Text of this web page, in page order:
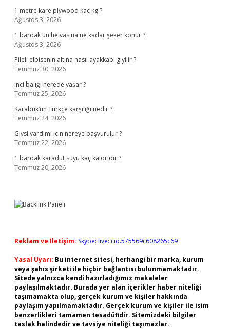
1 metre kare plywood kaç kg ?
Ağustos 3, 2026
1 bardak un helvasına ne kadar şeker konur ?
Ağustos 3, 2026
Pileli elbisenin altına nasıl ayakkabı giyilir ?
Temmuz 30, 2026
Inci balığı nerede yaşar ?
Temmuz 25, 2026
Karabük’ün Türkçe karşılığı nedir ?
Temmuz 24, 2026
Giysi yardımı için nereye başvurulur ?
Temmuz 22, 2026
1 bardak karadut suyu kaç kaloridir ?
Temmuz 20, 2026
Reklam ve İletişim: Skype: live:.cid.575569c608265c69
Yasal Uyarı: Bu internet sitesi, herhangi bir marka, kurum
veya şahıs şirketi ile hiçbir bağlantısı bulunmamaktadır.
Sitede yalnızca kendi hazırladığımız makaleler
paylaşılmaktadır. Burada yer alan içerikler haber niteliği
taşımamakta olup, gerçek kurum ve kişiler hakkında
paylaşım yapılmamaktadır. Gerçek kurum ve kişiler ile isim
benzerlikleri tamamen tesadüfidir. Sitemizdeki bilgiler
taslak halindedir ve tavsiye niteliği taşımazlar.